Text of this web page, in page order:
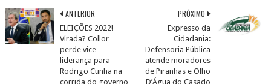
PRÓXIMO
Expresso da
Cidadania:
Defensoria Pública
atende moradores
de Piranhas e Olho
D’Água do Casado
ANTERIOR
ELEIÇÕES 2022!
Virada? Collor
perde vice-
liderança para
Rodrigo Cunha na
corrida do governo